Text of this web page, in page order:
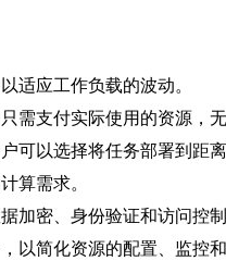
适应工作负载的波动。
需支付实际使用的资源，无
可以选择将任务部署到距
算需求。
加密、身份验证和访问控
以简化资源的配置、监控和